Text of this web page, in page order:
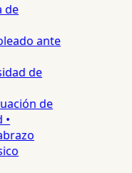
de
ante
de
de